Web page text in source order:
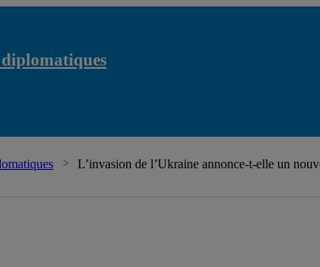
L’invasion de l’Ukraine annonce-t-elle un